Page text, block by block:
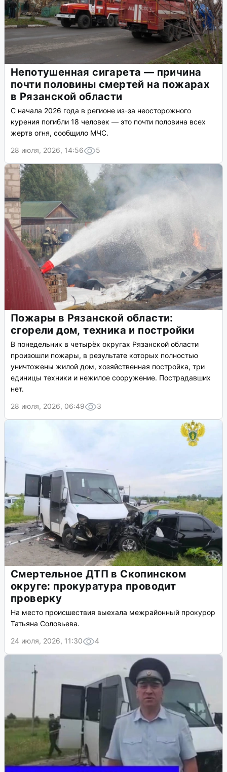
Непотушенная сигарета — причина
почти половины смертей на пожарах
в Рязанской области
С начала 2026 года в регионе из-за неосторожного
курения погибли 18 человек — это почти половина всех
жертв огня, сообщило МЧС.
28 июля, 2026, 14:56
5
Пожары в Рязанской области:
сгорели дом, техника и постройки
В понедельник в четырёх округах Рязанской области
произошли пожары, в результате которых полностью
уничтожены жилой дом, хозяйственная постройка, три
единицы техники и нежилое сооружение. Пострадавших
нет.
28 июля, 2026, 06:49
3
Смертельное ДТП в Скопинском
округе: прокуратура проводит
проверку
На место происшествия выехала межрайонный прокурор
Татьяна Соловьева.
24 июля, 2026, 11:30
4